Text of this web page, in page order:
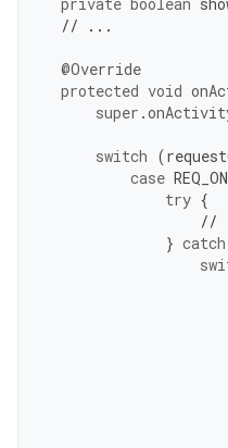
// ...
@Override
protected void
super .
switch (
case
try {
//
} catch